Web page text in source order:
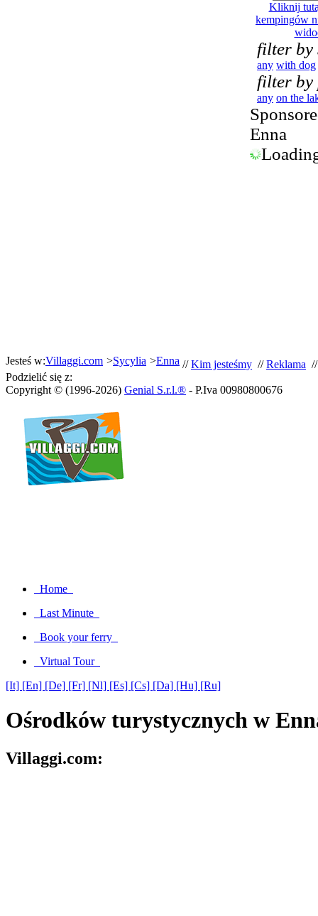
Kliknij
kempingów
filter by
any with dog
filter by
any on the
Enna
Jesteś w:Villaggi.com >Sycylia >Enna //Kim jesteśmy //Reklama
Podzielić się z:
Copyright © (1996-2026) Genial S.r.l.® - P.Iva 00980800676
Home
Last Minute
Book your ferry
Virtual Tour
[It] [En] [De] [Fr] [Nl] [Es] [Cs] [Da] [Hu] [Ru]
Ośrodków turystycznych w
Villaggi.com: